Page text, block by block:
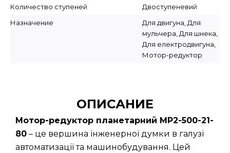
Количество ступеней
Двоступеневий
Назначение
Для двигуна, Для
мульчера, Для шнека,
Для електродвигуна,
Мотор-редуктор
ОПИСАНИЕ
Мотор-редуктор планетарний МР2-500-21-
80 – це вершина інженерної думки в галузі
автоматизації та машинобудування. Цей